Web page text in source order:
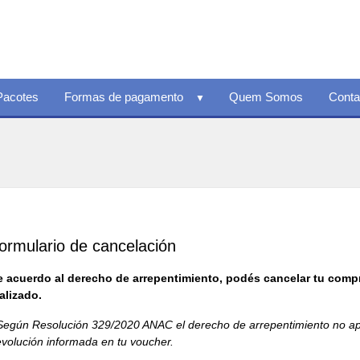
Formas de pagamento Quem Somos
de cancelación
acuerdo al derecho de arrepentimiento, podés cancelar tu
Resolución 329/2020 ANAC el derecho de arrepentimiento no
informada en tu voucher.